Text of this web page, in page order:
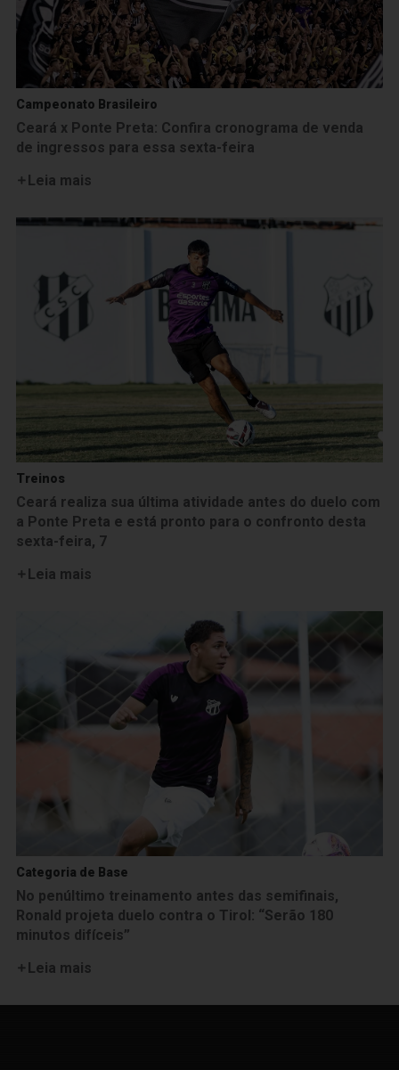
Campeonato Brasileiro
Ceará x Ponte Preta: Confira cronograma de venda
de ingressos para essa sexta-feira
Leia mais
Treinos
Ceará realiza sua última atividade antes do duelo com
a Ponte Preta e está pronto para o confronto desta
sexta-feira, 7
Leia mais
Categoria de Base
No penúltimo treinamento antes das semifinais,
Ronald projeta duelo contra o Tirol: “Serão 180
minutos difíceis”
Leia mais